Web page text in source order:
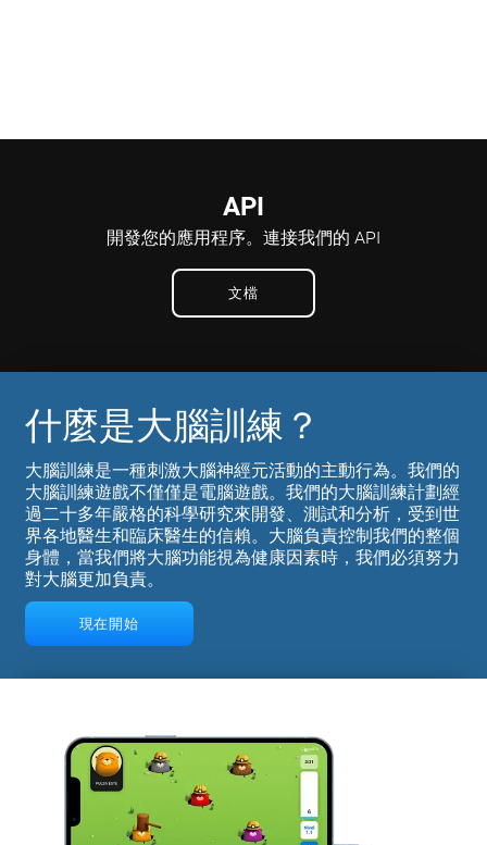
API
開發您的應用程序。 連接我們的 API
文檔
什麼是大腦訓練？
大腦訓練是一種刺激大腦神經元活動的主動行為。我們的
大腦訓練遊戲不僅僅是電腦遊戲。我們的大腦訓練計劃經
過二十多年嚴格的科學研究來開發、測試和分析，受到世
界各地醫生和臨床醫生的信賴。大腦負責控制我們的整個
身體，當我們將大腦功能視為健康因素時，我們必須努力
對大腦更加負責。
現在開始